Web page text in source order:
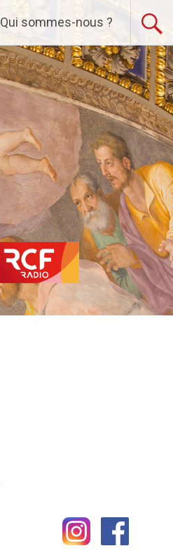
Qui sommes-nous ?